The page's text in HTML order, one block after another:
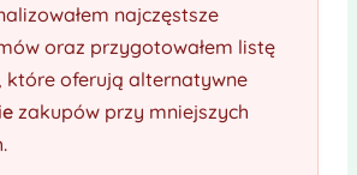
najczęstsze
oraz przygotowałem listę
które oferują alternatywne
zakupów przy mniejszych